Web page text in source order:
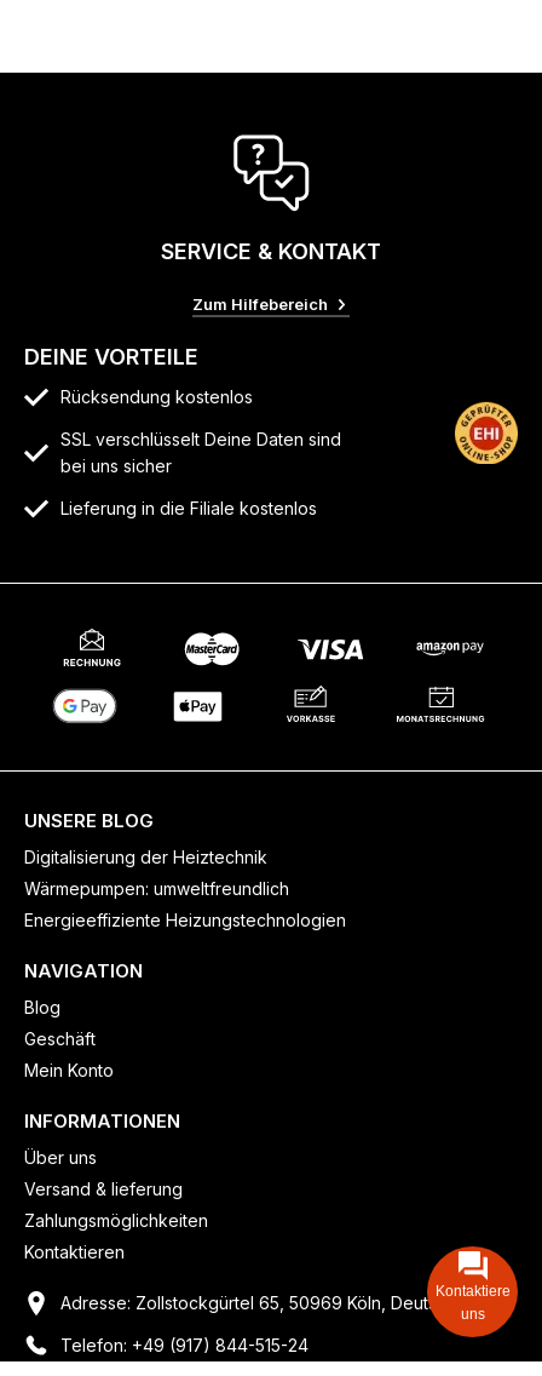
SERVICE & KONTAKT
Zum Hilfebereich
DEINE VORTEILE
Rücksendung kostenlos
SSL verschlüsselt Deine Daten sind
bei uns sicher
Lieferung in die Filiale kostenlos
UNSERE BLOG
Digitalisierung der Heiztechnik
Wärmepumpen: umweltfreundlich
Energieeffiziente Heizungstechnologien
NAVIGATION
Blog
Geschäft
Mein Konto
INFORMATIONEN
Über uns
Versand & lieferung
Zahlungsmöglichkeiten
Kontaktieren
Adresse: Zollstockgürtel 65, 50969 Köln, Deutschland
Telefon: +49 (917) 844-515-24
Kontaktiere
uns